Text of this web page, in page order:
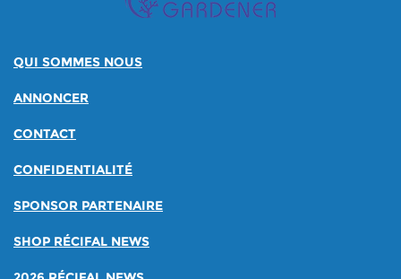
QUI SOMMES NOUS
ANNONCER
CONTACT
CONFIDENTIALITÉ
SPONSOR PARTENAIRE
SHOP RÉCIFAL NEWS